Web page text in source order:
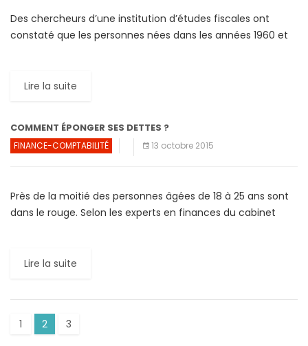
Des chercheurs d’une institution d’études fiscales ont
constaté que les personnes nées dans les années 1960 et
Lire la suite
COMMENT ÉPONGER SES DETTES ?
FINANCE-COMPTABILITÉ 13 octobre 2015
Près de la moitié des personnes âgées de 18 à 25 ans sont
dans le rouge. Selon les experts en finances du cabinet
Lire la suite
1 2 3